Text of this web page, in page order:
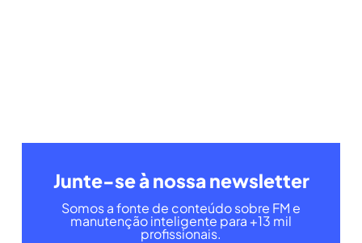
Junte-se à nossa newsletter
Somos a fonte de conteúdo sobre FM e
manutenção inteligente para +13 mil
profissionais.